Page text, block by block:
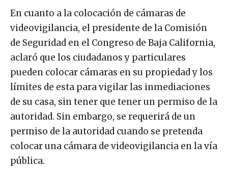
En cuanto a la colocación de cámaras de
videovigilancia, el presidente de la Comisión
de Seguridad en el Congreso de Baja California,
aclaró que los ciudadanos y particulares
pueden colocar cámaras en su propiedad y los
límites de esta para vigilar las inmediaciones
de su casa, sin tener que tener un permiso de la
autoridad. Sin embargo, se requerirá de un
permiso de la autoridad cuando se pretenda
colocar una cámara de videovigilancia en la vía
pública.